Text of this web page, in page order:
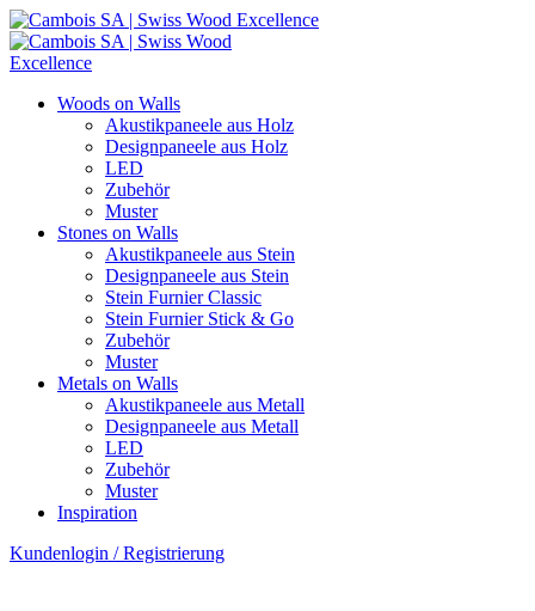
Woods on Walls
Akustikpaneele aus Holz
Designpaneele aus Holz
LED
Zubehör
Muster
Stones on Walls
Akustikpaneele aus Stein
Designpaneele aus Stein
Stein Furnier Classic
Stein Furnier Stick & Go
Zubehör
Muster
Metals on Walls
Akustikpaneele aus Metall
Designpaneele aus Metall
LED
Zubehör
Muster
Inspiration
Kundenlogin / Registrierung